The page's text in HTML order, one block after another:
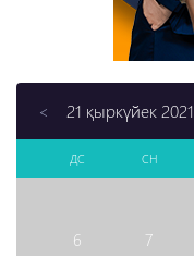
< 21 қыркүйек 2021
ДС СН
6
7